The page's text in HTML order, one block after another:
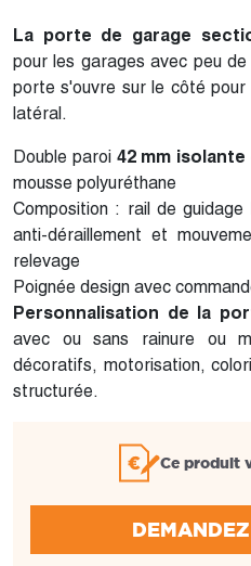
La porte de garage
pour les garages avec peu
porte s'ouvre sur le côté
latéral.
Double paroi 42 mm isolante
mousse polyuréthane
Composition : rail de
anti-déraillement et
relevage
Poignée design avec
Personnalisation de la
avec ou sans rainure ou
décoratifs, motorisation,
structurée.
Ce produit